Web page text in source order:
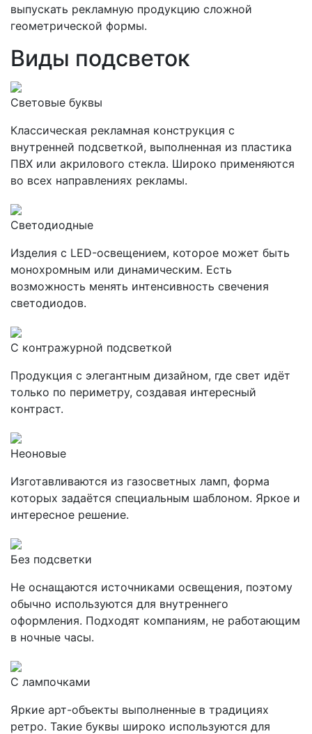
выпускать рекламную продукцию сложной
геометрической формы.
Виды подсветок
Световые буквы
Классическая рекламная конструкция с
внутренней подсветкой, выполненная из пластика
ПВХ или акрилового стекла. Широко применяются
во всех направлениях рекламы.
Светодиодные
Изделия с LED-освещением, которое может быть
монохромным или динамическим. Есть
возможность менять интенсивность свечения
светодиодов.
С контражурной подсветкой
Продукция с элегантным дизайном, где свет идёт
только по периметру, создавая интересный
контраст.
Неоновые
Изготавливаются из газосветных ламп, форма
которых задаётся специальным шаблоном. Яркое и
интересное решение.
Без подсветки
Не оснащаются источниками освещения, поэтому
обычно используются для внутреннего
оформления. Подходят компаниям, не работающим
в ночные часы.
С лампочками
Яркие арт-объекты выполненные в традициях
ретро. Такие буквы широко используются для